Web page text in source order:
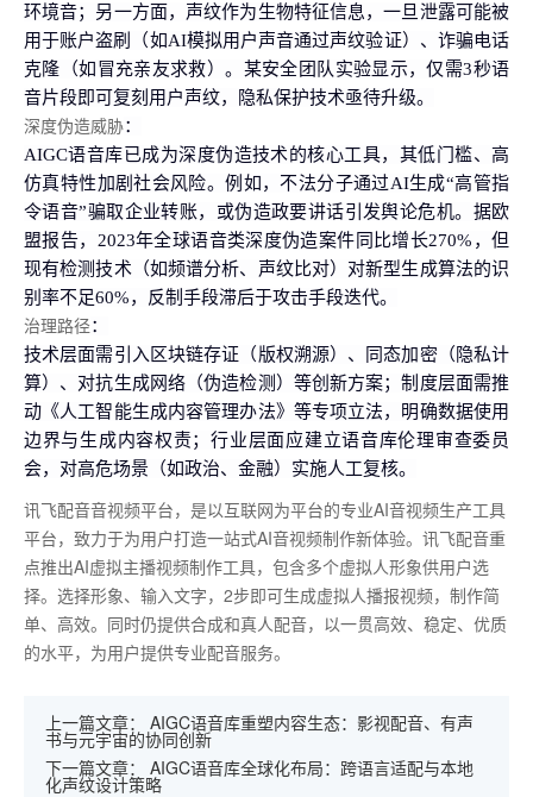
环境音；另一方面，声纹作为生物特征信息，一旦泄露可能被
用于账户盗刷（如AI模拟用户声音通过声纹验证）、诈骗电话
克隆（如冒充亲友求救）。某安全团队实验显示，仅需3秒语
音片段即可复刻用户声纹，隐私保护技术亟待升级。
深度伪造威胁：
AIGC语音库已成为深度伪造技术的核心工具，其低门槛、高
仿真特性加剧社会风险。例如，不法分子通过AI生成“高管指
令语音”骗取企业转账，或伪造政要讲话引发舆论危机。据欧
盟报告，2023年全球语音类深度伪造案件同比增长270%，但
现有检测技术（如频谱分析、声纹比对）对新型生成算法的识
别率不足60%，反制手段滞后于攻击手段迭代。
治理路径：
技术层面需引入区块链存证（版权溯源）、同态加密（隐私计
算）、对抗生成网络（伪造检测）等创新方案；制度层面需推
动《人工智能生成内容管理办法》等专项立法，明确数据使用
边界与生成内容权责；行业层面应建立语音库伦理审查委员
会，对高危场景（如政治、金融）实施人工复核。
讯飞配音音视频平台，是以互联网为平台的专业AI音视频生产工具
平台，致力于为用户打造一站式AI音视频制作新体验。讯飞配音重
点推出AI虚拟主播视频制作工具，包含多个虚拟人形象供用户选
择。选择形象、输入文字，2步即可生成虚拟人播报视频，制作简
单、高效。同时仍提供合成和真人配音，以一贯高效、稳定、优质
的水平，为用户提供专业配音服务。
上一篇文章： AIGC语音库重塑内容生态：影视配音、有声
书与元宇宙的协同创新
下一篇文章： AIGC语音库全球化布局：跨语言适配与本地
化声纹设计策略